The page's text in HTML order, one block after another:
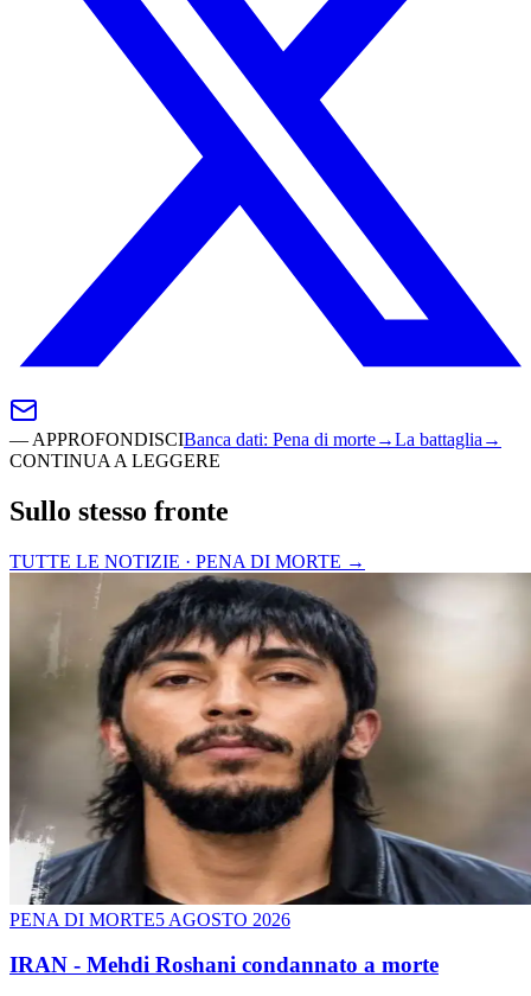
— APPROFONDISCIBanca dati: Pena di morte→La battaglia →
CONTINUA A LEGGERE
Sullo stesso fronte
TUTTE LE NOTIZIE · PENA DI MORTE →
PENA DI MORTE5 AGOSTO 2026
IRAN - Mehdi Roshani condannato a morte